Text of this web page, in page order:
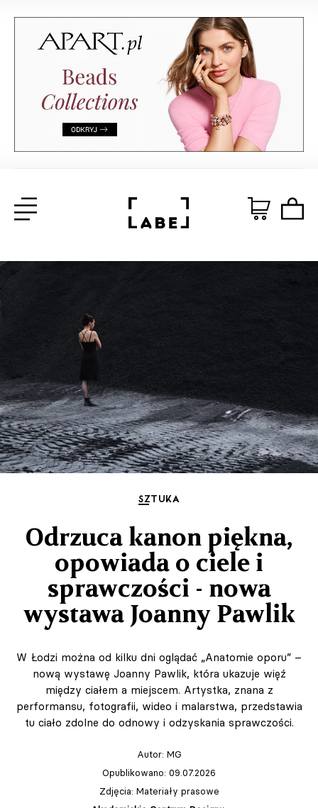
SZTUKA
Odrzuca kanon piękna,
opowiada o ciele i
sprawczości - nowa
wystawa Joanny Pawlik
W Łodzi można od kilku dni oglądać „Anatomie oporu” –
nową wystawę Joanny Pawlik, która ukazuje więź
między ciałem a miejscem. Artystka, znana z
performansu, fotografii, wideo i malarstwa, przedstawia
tu ciało zdolne do odnowy i odzyskania sprawczości.
Autor: MG
Opublikowano: 09.07.2026
Zdjęcia: Materiały prasowe